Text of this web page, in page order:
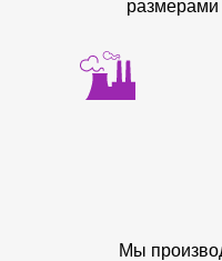
размерами
Мы